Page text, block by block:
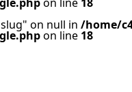
on null in /home/
on line 18